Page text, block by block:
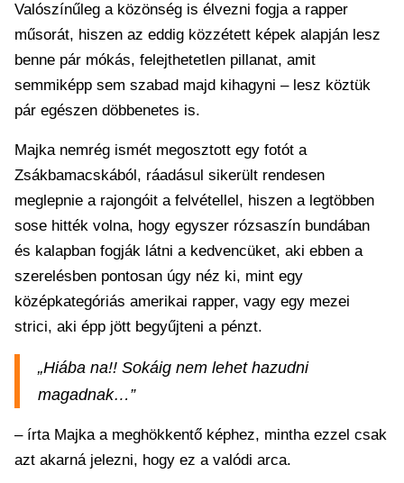
Valószínűleg a közönség is élvezni fogja a rapper
műsorát, hiszen az eddig közzétett képek alapján lesz
benne pár mókás, felejthetetlen pillanat, amit
semmiképp sem szabad majd kihagyni – lesz köztük
pár egészen döbbenetes is.
Majka nemrég ismét megosztott egy fotót a
Zsákbamacskából, ráadásul sikerült rendesen
meglepnie a rajongóit a felvétellel, hiszen a legtöbben
sose hitték volna, hogy egyszer rózsaszín bundában
és kalapban fogják látni a kedvencüket, aki ebben a
szerelésben pontosan úgy néz ki, mint egy
középkategóriás amerikai rapper, vagy egy mezei
strici, aki épp jött begyűjteni a pénzt.
„Hiába na!! Sokáig nem lehet hazudni
magadnak…”
– írta Majka a meghökkentő képhez, mintha ezzel csak
azt akarná jelezni, hogy ez a valódi arca.